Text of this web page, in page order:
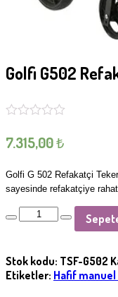
Golfi G502
7.315,00₺
Golfi G 502 Refakatçi
sayesinde refakatçiye
Stok kodu: TSF-G502
Etiketler: Hafif